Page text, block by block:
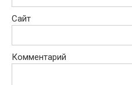
Сайт
Комментарий